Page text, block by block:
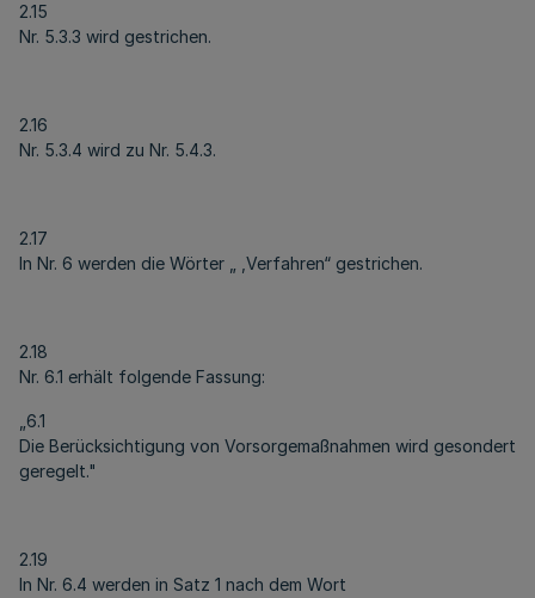
2.15
Nr. 5.3.3 wird gestrichen.
2.16
Nr. 5.3.4 wird zu Nr. 5.4.3.
2.17
In Nr. 6 werden die Wörter „ ,Verfahren“ gestrichen.
2.18
Nr. 6.1 erhält folgende Fassung:
„6.1
Die Berücksichtigung von Vorsorgemaßnahmen wird gesondert
geregelt."
2.19
In Nr. 6.4 werden in Satz 1 nach dem Wort